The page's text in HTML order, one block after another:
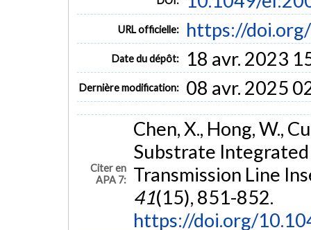
URL officielle: https://
Date du dépôt: 18 avr. 2023
Dernière modification: 08 avr. 2025
Citer en
APA 7:
Chen, X., Hong, W.,
Substrate
Transmission Line
41(15), 851-852.
https://doi.org/